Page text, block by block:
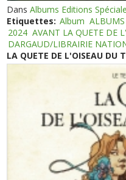
DansAlbums Editions
Etiquettes: Album ALBUMS
2024 AVANT LA QUETE DE
DARGAUD/LIBRAIRIE
LA QUETE DE L'OISEAU DU